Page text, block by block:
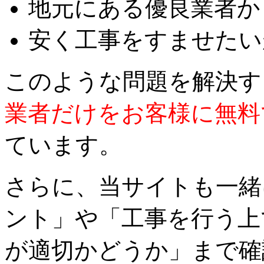
地元にある優良業者
安く工事をすませた
このような問題を解決
業者だけをお客様に無
ています。
さらに、当サイトも一
ント」や「工事を行う
が適切かどうか」まで